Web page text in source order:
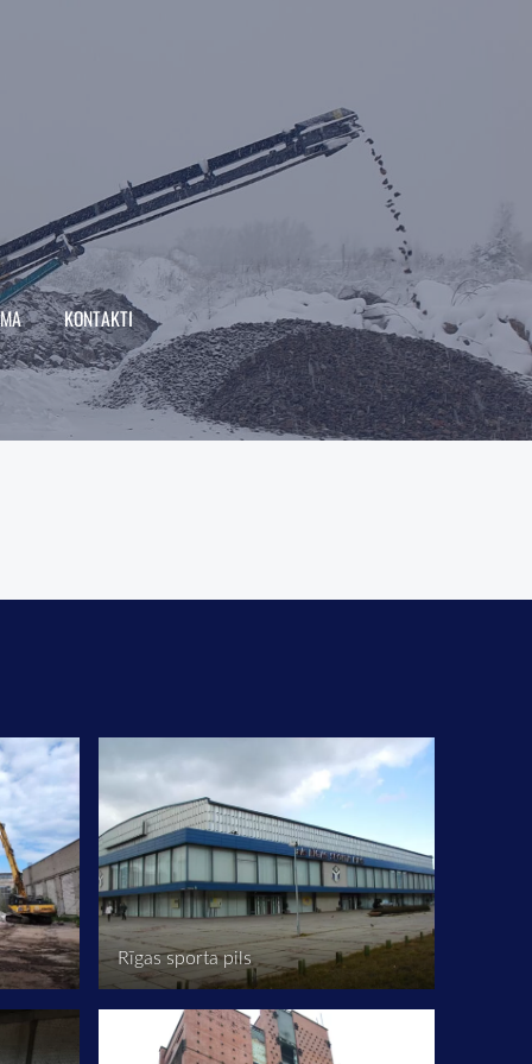
KONTAKTI
Rīgas sporta pils